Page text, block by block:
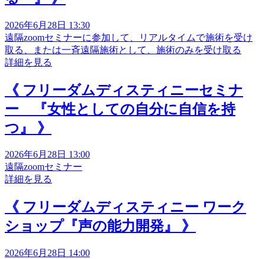
2026年6月28日 13:30
遠隔zoomセミナーに参加して、リアルタイムで施術を受け
取る、または一斉遠隔施術として、施術のみを受け取る
詳細を見る
《 フリーダムディスティニーセミナ
ー 『女性としての自分に自信を持
つ』 》
2026年6月28日 13:00
遠隔zoomセミナー
詳細を見る
《 フリーダムディスティニー ワーク
ショップ『声の能力開発』 》
2026年6月28日 14:00